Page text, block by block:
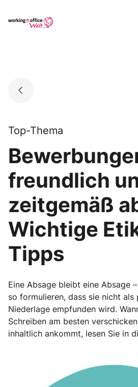
Go to landing page.
Top-Thema
freundlich
zeitgemäß
Wichtige
Tipps
Eine Absage bleibt eine Absage
so formulieren, dass sie nicht als
Niederlage empfunden wird.
Schreiben am besten
inhaltlich ankommt, lesen Sie in